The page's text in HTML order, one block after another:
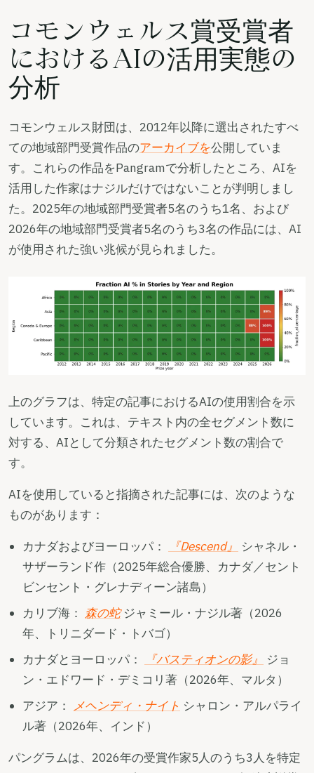
コモンウェルス賞受賞者
におけるAIの活用実態の
分析
コモンウェルス財団は、2012年以降に選出されたすべ
ての地域部門受賞作品のアーカイブを公開していま
す。これらの作品をPangramで分析したところ、AIを
活用した作家はナジルだけではないことが判明しまし
た。2025年の地域部門受賞者5名のうち1名、および
2026年の地域部門受賞者5名のうち3名の作品には、AI
が使用された強い兆候が見られました。
上のグラフは、特定の記事におけるAIの使用割合を示
しています。これは、テキスト内の全セグメント数に
対する、AIとして分類されたセグメント数の割合で
す。
AIを使用していると指摘された記事には、次のような
ものがあります：
カナダおよびヨーロッパ： 『Descend』
シャネル・
サザーランド作（2025年総合優勝、カナダ／セント
ビンセント・グレナディーン諸島）
カリブ海： 森の蛇ジャミール・ナジル著（2026
年、トリニダード・トバゴ）
カナダとヨーロッパ：
『バスティオンの影』
ジョ
ン・エドワード・デミコリ著（2026年、マルタ）
アジア： メヘンディ・ナイト シャロン・アルパライ
ル著（2026年、インド）
パングラムは、2026年の受賞作家5人のうち3人を特定